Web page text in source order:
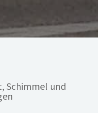
Schimmel und